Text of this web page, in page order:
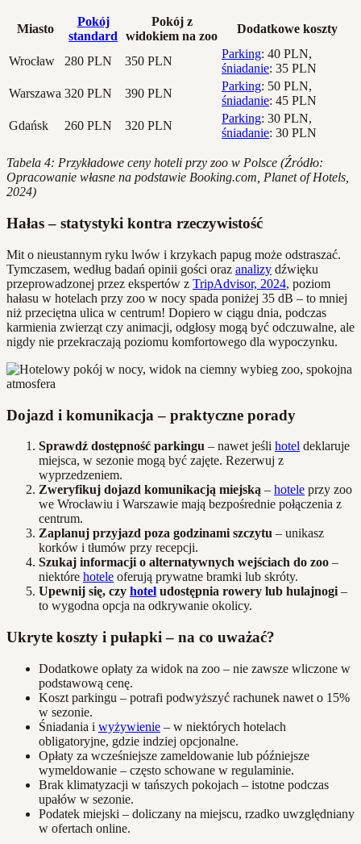
Miasto
Pokój
standard
Pokój z
widokiem na zoo
Dodatkowe koszty
Wrocław 280 PLN 350 PLN
Parking: 40 PLN,
śniadanie: 35 PLN
Warszawa 320 PLN 390 PLN
Parking: 50 PLN,
śniadanie: 45 PLN
Gdańsk
260 PLN 320 PLN
Parking: 30 PLN,
śniadanie: 30 PLN
Tabela 4: Przykładowe ceny hoteli przy zoo w Polsce (Źródło:
Opracowanie własne na podstawie Booking.com, Planet of Hotels,
2024)
Hałas – statystyki kontra rzeczywistość
Mit o nieustannym ryku lwów i krzykach papug może odstraszać.
Tymczasem, według badań opinii gości oraz analizy dźwięku
przeprowadzonej przez ekspertów z TripAdvisor, 2024, poziom
hałasu w hotelach przy zoo w nocy spada poniżej 35 dB – to mniej
niż przeciętna ulica w centrum! Dopiero w ciągu dnia, podczas
karmienia zwierząt czy animacji, odgłosy mogą być odczuwalne, ale
nigdy nie przekraczają poziomu komfortowego dla wypoczynku.
Dojazd i komunikacja – praktyczne porady
Sprawdź dostępność parkingu – nawet jeśli hotel deklaruje
miejsca, w sezonie mogą być zajęte. Rezerwuj z
wyprzedzeniem.
Zweryfikuj dojazd komunikacją miejską – hotele przy zoo
we Wrocławiu i Warszawie mają bezpośrednie połączenia z
centrum.
Zaplanuj przyjazd poza godzinami szczytu – unikasz
korków i tłumów przy recepcji.
Szukaj informacji o alternatywnych wejściach do zoo –
niektóre hotele oferują prywatne bramki lub skróty.
Upewnij się, czy hotel udostępnia rowery lub hulajnogi –
to wygodna opcja na odkrywanie okolicy.
Ukryte koszty i pułapki – na co uważać?
Dodatkowe opłaty za widok na zoo – nie zawsze wliczone w
podstawową cenę.
Koszt parkingu – potrafi podwyższyć rachunek nawet o 15%
w sezonie.
Śniadania i wyżywienie – w niektórych hotelach
obligatoryjne, gdzie indziej opcjonalne.
Opłaty za wcześniejsze zameldowanie lub późniejsze
wymeldowanie – często schowane w regulaminie.
Brak klimatyzacji w tańszych pokojach – istotne podczas
upałów w sezonie.
Podatek miejski – doliczany na miejscu, rzadko uwzględniany
w ofertach online.